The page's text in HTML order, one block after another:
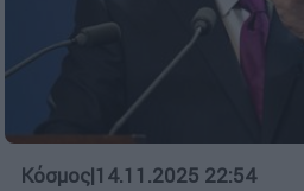
Κόσμος|14.11.2025 22:54